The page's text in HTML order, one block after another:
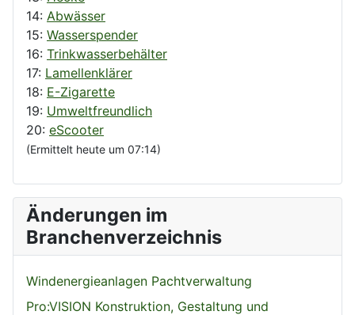
14: Abwässer
15: Wasserspender
16: Trinkwasserbehälter
17: Lamellenklärer
18: E-Zigarette
19: Umweltfreundlich
20: eScooter
(Ermittelt heute um 07:14)
Änderungen im
Branchenverzeichnis
Windenergieanlagen Pachtverwaltung
Pro:VISION Konstruktion, Gestaltung und